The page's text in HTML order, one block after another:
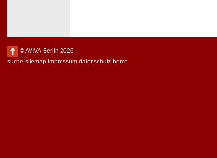
© AVIVA-Berlin 2026
suche sitemap impressum datenschutz home